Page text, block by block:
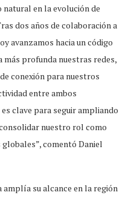
natural en la evolución de
dos años de colaboración a
avanzamos hacia un código
profunda nuestras redes,
conexión para nuestros
entre ambos
clave para seguir ampliando
nuestro rol como
comentó Daniel
amplía su alcance en la región